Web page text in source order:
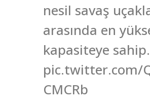
nesil savaş
arasında en
kapasiteye
pic.twitter.com/
CMCRb